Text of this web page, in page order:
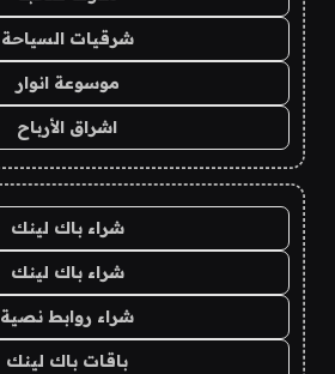
شرقيات السياحة
موسوعة انوار
اشراق الأرباح
شراء باك لينك
شراء باك لينك
شراء روابط نصية
باقات باك لينك